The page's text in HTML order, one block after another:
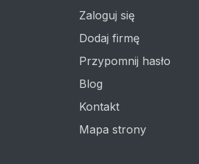
Zaloguj się
Dodaj firmę
Przypomnij hasło
Blog
Kontakt
Mapa strony